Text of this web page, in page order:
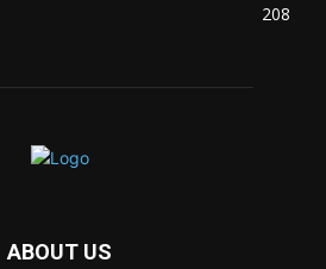
208
ABOUT US